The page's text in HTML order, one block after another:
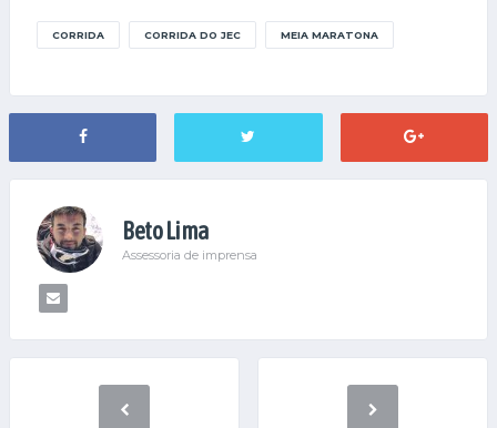
CORRIDA CORRIDA DO JEC MEIA MARATONA
Beto Lima
Assessoria de imprensa